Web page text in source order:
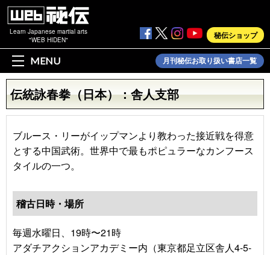
Learn Japanese martial arts
"WEB HIDEN"
秘伝ショップ
MENU 月刊秘伝お取り扱い書店一覧
伝統詠春拳（日本）：舎人支部
ブルース・リーがイップマンより教わった接近戦を得意
とする中国武術。世界中で最もポピュラーなカンフース
タイルの一つ。
稽古日時・場所
毎週水曜日、19時〜21時
アダチアクションアカデミー内（東京都足立区舎人4-5-